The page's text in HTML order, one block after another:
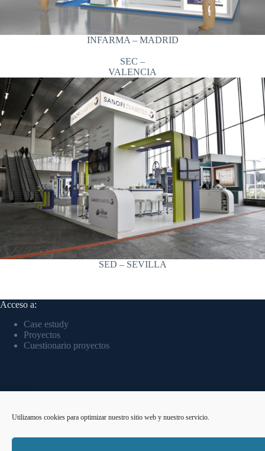
Utilizamos cookies para optimizar nuestro sitio web y nuestro servicio.
INFARMA – MADRID
SEC –
VALENCIA
SED – SEVILLA
Acceso a:
Case estudy
Proyectos
Cuestionario proyectos
Teléfono: